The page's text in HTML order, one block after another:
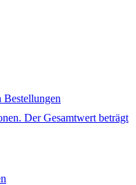
Bestellungen
Der Gesamtwert beträgt